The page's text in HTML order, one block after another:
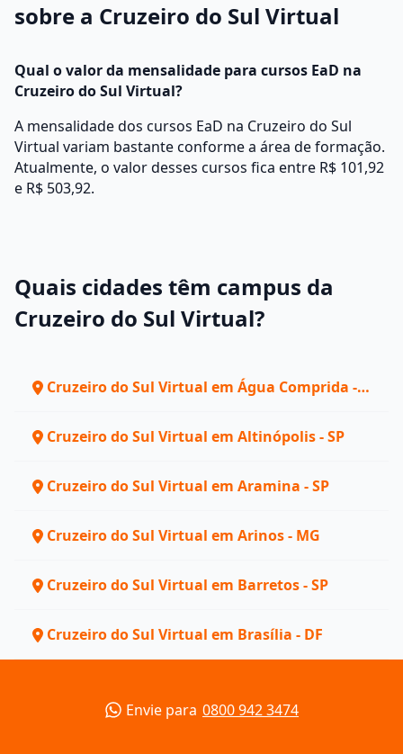
sobre a Cruzeiro do Sul Virtual
Qual o valor da mensalidade para cursos EaD na
Cruzeiro do Sul Virtual?
A mensalidade dos cursos EaD na Cruzeiro do Sul
Virtual variam bastante conforme a área de formação.
Atualmente, o valor desses cursos fica entre R$ 101,92
e R$ 503,92.
Quais cidades têm campus da
Cruzeiro do Sul Virtual?
Cruzeiro do Sul Virtual em Água Comprida -
Cruzeiro do Sul Virtual em Altinópolis - SP
Cruzeiro do Sul Virtual em Aramina - SP
Cruzeiro do Sul Virtual em Arinos - MG
Cruzeiro do Sul Virtual em Barretos - SP
Cruzeiro do Sul Virtual em Brasília - DF
Envie para 0800 942 3474